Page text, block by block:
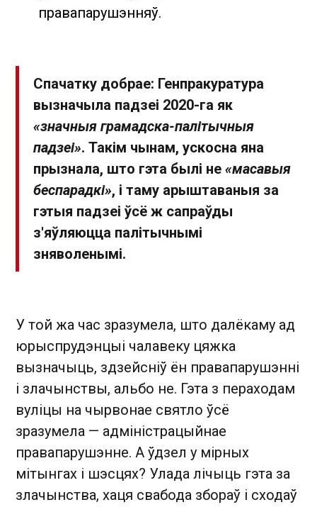
правапарушэнняў.
Спачатку добрае: Генпракуратура
вызначыла падзеі 2020-га як
«значныя грамадска-палітычныя
падзеі». Такім чынам, ускосна яна
прызнала, што гэта былі не «масавыя
беспарадкі», і таму арыштаваныя за
гэтыя падзеі ўсё ж сапраўды
з'яўляюцца палітычнымі
зняволенымі.
У той жа час зразумела, што далёкаму ад
юрыспрудэнцыі чалавеку цяжка
вызначыць, здзейсніў ён правапарушэнні
і злачынствы, альбо не. Гэта з пераходам
вуліцы на чырвонае святло ўсё
зразумела — адміністрацыйнае
правапарушэнне. А ўдзел у мірных
мітынгах і шэсцях? Улада лічыць гэта за
злачынства, хаця свабода збораў і сходаў